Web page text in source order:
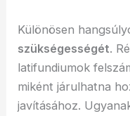
Különösen
szükségességét.
latifundiumok
miként járulhatna
javításához.